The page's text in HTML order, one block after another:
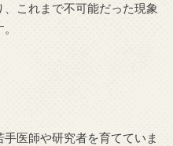
これまで不可能だった現象
医師や研究者を育てていま